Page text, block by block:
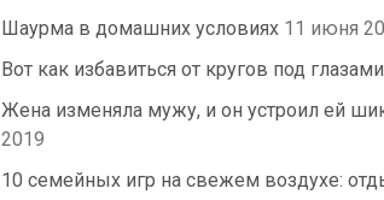
Шаурма в домашних условиях 11 июня
Вот как избавиться от кругов под
Жена изменяла мужу, и он устроил ей
2019
10 семейных игр на свежем воздухе: